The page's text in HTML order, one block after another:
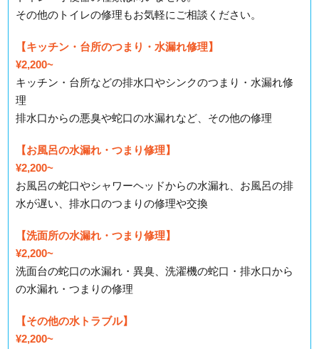
その他のトイレの修理もお気軽にご相談ください。
【キッチン・台所のつまり・水漏れ修理】
¥2,200~
キッチン・台所などの排水口やシンクのつまり・水漏れ修
理
排水口からの悪臭や蛇口の水漏れなど、その他の修理
【お風呂の水漏れ・つまり修理】
¥2,200~
お風呂の蛇口やシャワーヘッドからの水漏れ、お風呂の排
水が遅い、排水口のつまりの修理や交換
【洗面所の水漏れ・つまり修理】
¥2,200~
洗面台の蛇口の水漏れ・異臭、洗濯機の蛇口・排水口から
の水漏れ・つまりの修理
【その他の水トラブル】
¥2,200~